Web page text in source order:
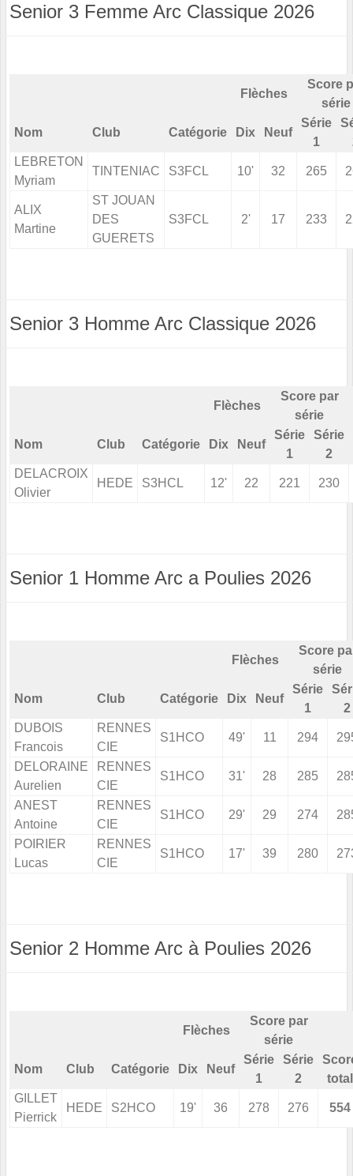
Senior 3 Femme Arc Classique 2026
Flèches
Score
série
Nom Club Catégorie Dix Neuf
Série
1
LEBRETON
Myriam
TINTENIAC S3FCL 10' 32 265
ALIX
Martine
ST JOUAN
DES
GUERETS
S3FCL 2' 17 233
Senior 3 Homme Arc Classique 2026
Flèches
Score par
série
Nom Club Catégorie Dix Neuf
Série
1
Série
2
DELACROIX
Olivier
HEDE S3HCL 12' 22 221 230
Senior 1 Homme Arc a Poulies 2026
Flèches
Score
série
Nom Club Catégorie Dix Neuf
Série
1
2
DUBOIS
Francois
RENNES
CIE
S1HCO 49' 11 294
DELORAINE
Aurelien
RENNES
CIE
S1HCO 31' 28 285
ANEST
Antoine
RENNES
CIE
S1HCO 29' 29 274
POIRIER
Lucas
RENNES
CIE
S1HCO 17' 39 280
Senior 2 Homme Arc à Poulies 2026
Flèches
Score par
série
Nom Club Catégorie Dix Neuf
Série
1
Série
2
total
GILLET
Pierrick
HEDE S2HCO 19' 36 278 276 554